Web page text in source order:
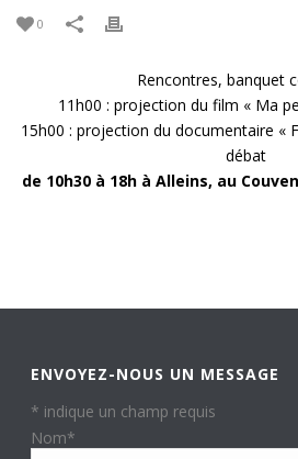
0
Rencontres, banquet
11h00 : projection du film « Ma
15h00 : projection du documentaire «
débat
de 10h30 à 18h à Alleins, au
ENVOYEZ-NOUS UN MESSAGE
* indique un champ requis
Nom*